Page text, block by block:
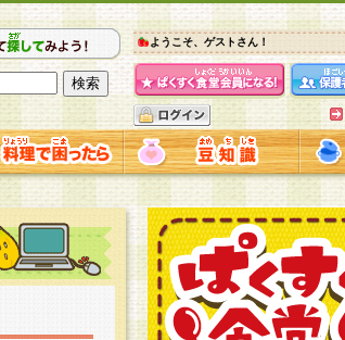
ようこそ、ゲストさん！